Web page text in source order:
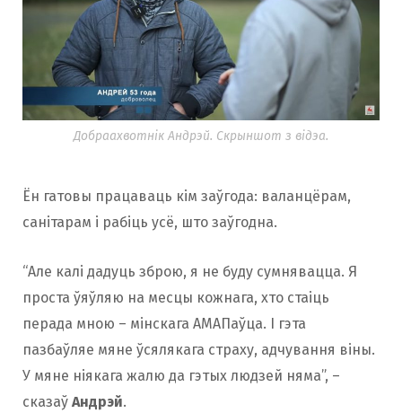
Добраахвотнік Андрэй. Скрыншот з відэа.
Ён гатовы працаваць кім заўгода: валанцёрам,
санітарам і рабіць усё, што заўгодна.
“Але калі дадуць зброю, я не буду сумнявацца. Я
проста ўяўляю на месцы кожнага, хто стаіць
перада мною – мінскага АМАПаўца. І гэта
пазбаўляе мяне ўсялякага страху, адчування віны.
У мяне ніякага жалю да гэтых людзей няма”, –
сказаў Андрэй.